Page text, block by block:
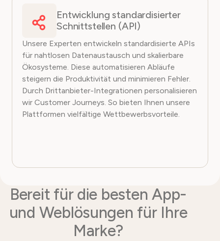
Entwicklung standardisierter
Schnittstellen (API)
Unsere Experten entwickeln standardisierte APIs
für nahtlosen Datenaustausch und skalierbare
Ökosysteme. Diese automatisieren Abläufe
steigern die Produktivität und minimieren Fehler.
Durch Drittanbieter-Integrationen personalisieren
wir Customer Journeys. So bieten Ihnen unsere
Plattformen vielfältige Wettbewerbsvorteile.
Bereit für die besten App-
und Weblösungen für Ihre
Marke?